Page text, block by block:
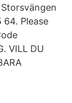
Please
VILL DU